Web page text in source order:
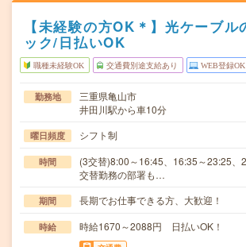
【未経験の方OK＊】光ケーブル
ック/日払いOK
職種未経験OK 交通費別途支給あり WEB登録OK
勤務地
三重県亀山市
井田川駅から車10分
曜日頻度 シフト制
時間
(3交替)8:00～16:45、16:35～23:25
交替勤務の部署も…
期間 長期でお仕事できる方、大歓迎！
時給 時給1670～2088円 日払いOK！